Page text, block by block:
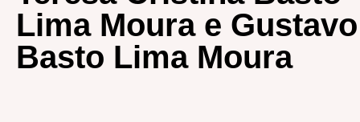
Lima Moura e Gustavo
Basto Lima Moura